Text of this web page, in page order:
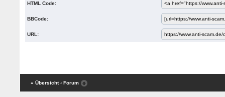
HTML Code:
BBCode:
URL:
« Übersicht ‹ Forum